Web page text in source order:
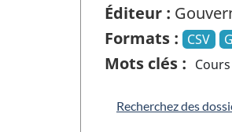
Éditeur :
Formats : CSV
Mots clés :
Recherchez des